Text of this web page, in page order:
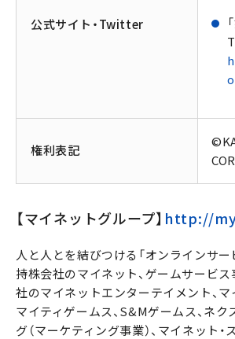
公式サイト・Twitter
権利表記
【マイネットグループ】 http://
人と人とを結びつける「オンラインサー
持株会社のマイネット、ゲームサービ
社のマイネットエンターテイメント、マ
マイティゲームス、S&Mゲームス、ネ
グ（マーケティング事業）、マイネット